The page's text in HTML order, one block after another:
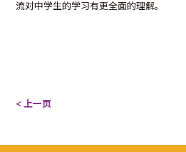
流对中学生的学习有更全面的理解。
< 上一页